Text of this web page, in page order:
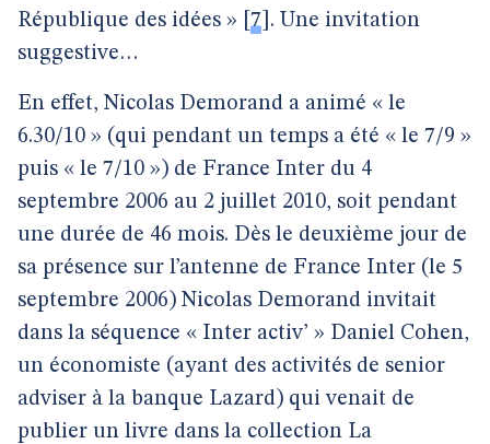
République des idées »
7 . Une invitation
suggestive…
En effet, Nicolas Demorand a animé « le
6.30/10 » (qui pendant un temps a été « le 7/9 »
puis « le 7/10 ») de France Inter du 4
septembre 2006 au 2 juillet 2010, soit pendant
une durée de 46 mois. Dès le deuxième jour de
sa présence sur l’antenne de France Inter (le 5
septembre 2006) Nicolas Demorand invitait
dans la séquence « Inter activ’ » Daniel Cohen,
un économiste (ayant des activités de senior
adviser à la banque Lazard) qui venait de
publier un livre dans la collection La